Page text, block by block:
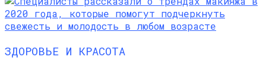
ЗДОРОВЬЕ И КРАСОТА